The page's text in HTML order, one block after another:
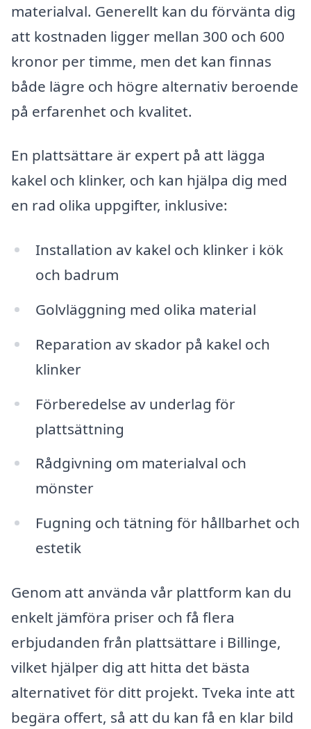
materialval. Generellt kan du förvänta dig
att kostnaden ligger mellan 300 och 600
kronor per timme, men det kan finnas
både lägre och högre alternativ beroende
på erfarenhet och kvalitet.
En plattsättare är expert på att lägga
kakel och klinker, och kan hjälpa dig med
en rad olika uppgifter, inklusive:
Installation av kakel och klinker i kök
och badrum
Golvläggning med olika material
Reparation av skador på kakel och
klinker
Förberedelse av underlag för
plattsättning
Rådgivning om materialval och
mönster
Fugning och tätning för hållbarhet och
estetik
Genom att använda vår plattform kan du
enkelt jämföra priser och få flera
erbjudanden från plattsättare i Billinge,
vilket hjälper dig att hitta det bästa
alternativet för ditt projekt. Tveka inte att
begära offert, så att du kan få en klar bild